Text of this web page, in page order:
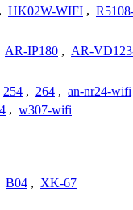
, HK02W-WIFI ,
AR-IP180 , AR-
254 , 264 , an-nr24-wifi
, w307-wifi
B04 , XK-67